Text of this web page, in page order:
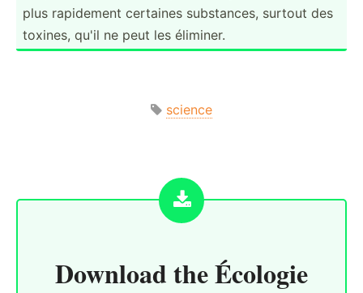
plus rapidement certaines substa­nces, surtout des
toxines, qu'il ne peut les éliminer.
science
Download theÉcologie